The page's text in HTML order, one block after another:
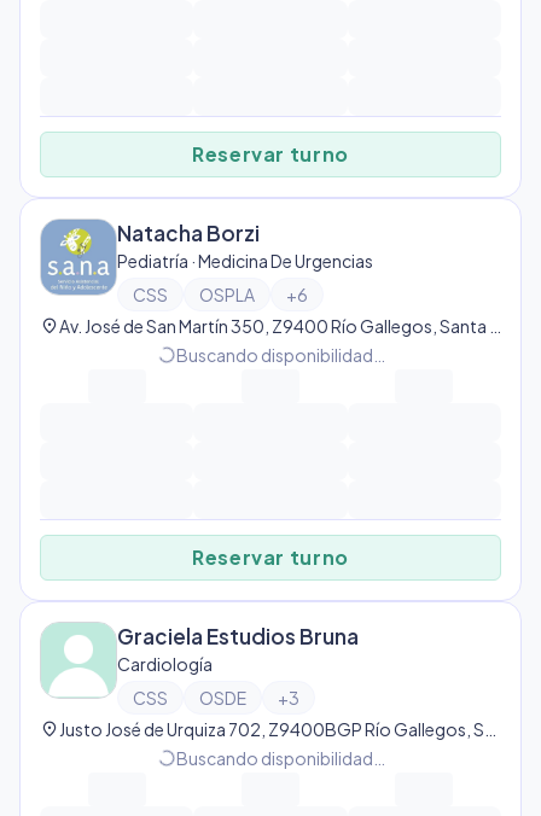
Reservar turno
Natacha Borzi
Pediatría · Medicina De Urgencias
CSS
OSPLA +6
location_on
progress_activityBuscando disponibilidad…
Reservar turno
Graciela Estudios Bruna
Cardiología
CSS
OSDE +3
location_on
progress_activityBuscando disponibilidad…